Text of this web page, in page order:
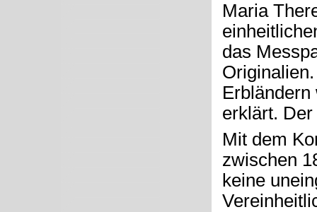
Maria
das
erklärt.
Mit dem
zwischen
keine